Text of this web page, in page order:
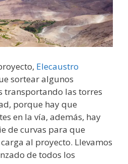
Elecaustro
sortear algunos
transportando las torres
porque hay que
en la vía, además, hay
de curvas para que
al proyecto. Llevamos
de todos los